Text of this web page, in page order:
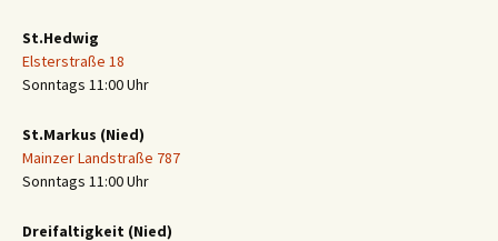
St.Hedwig
Elsterstraße 18
Sonntags 11:00 Uhr
St.Markus (Nied)
Mainzer Landstraße 787
Sonntags 11:00 Uhr
Dreifaltigkeit (Nied)